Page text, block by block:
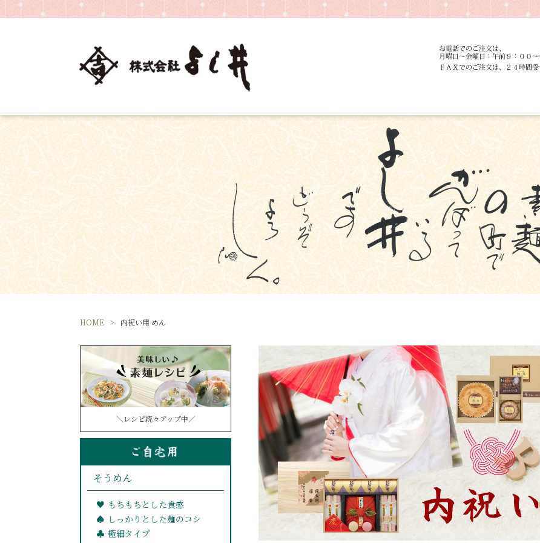
HOME 内祝い用 めん
＼レシピ続々アップ中／
そうめん
もちもちとした食感
しっかりとした麺のコシ
極細タイプ